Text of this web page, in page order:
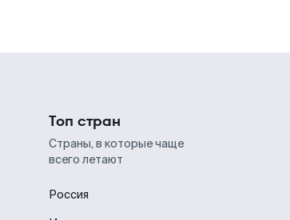
Топ стран
Страны, в которые чаще
всего летают
Россия